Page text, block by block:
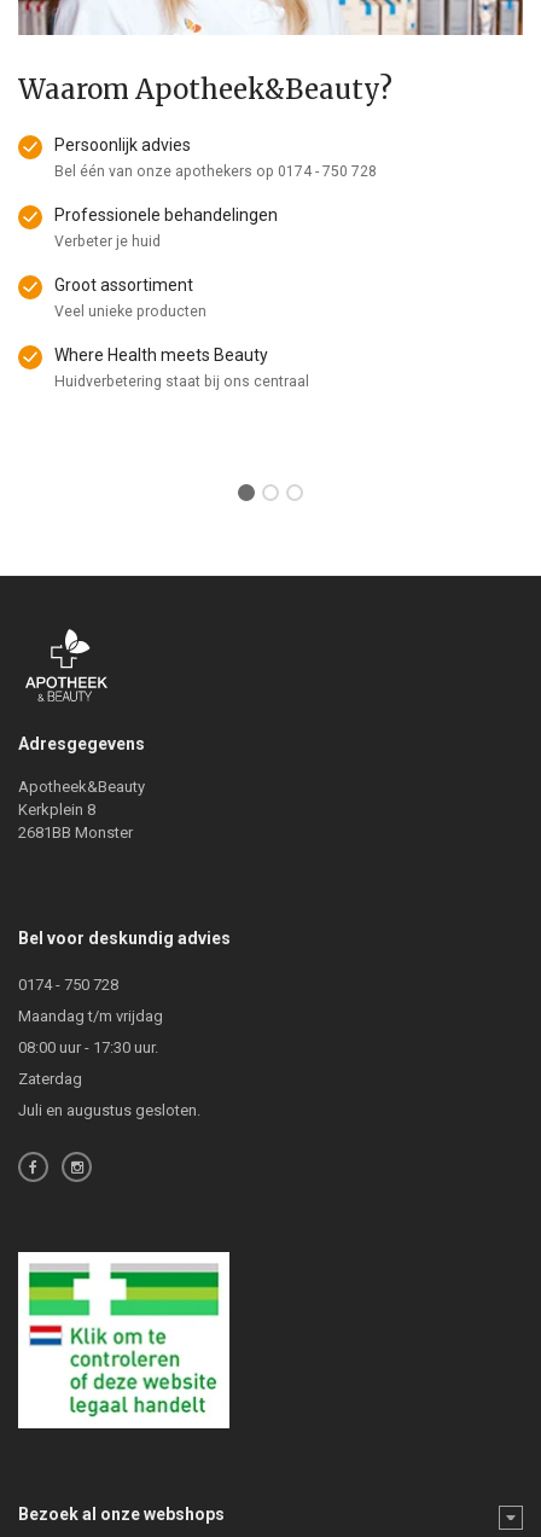
Waarom Apotheek&Beauty?
Persoonlijk advies
Bel één van onze apothekers op 0174 - 750 728
Professionele behandelingen
Verbeter je huid
Groot assortiment
Veel unieke producten
Where Health meets Beauty
Huidverbetering staat bij ons centraal
Adresgegevens
Apotheek&Beauty
Kerkplein 8
2681BB Monster
Bel voor deskundig advies
0174 - 750 728
Maandag t/m vrijdag
08:00 uur - 17:30 uur.
Zaterdag
Juli en augustus gesloten.
Bezoek al onze webshops